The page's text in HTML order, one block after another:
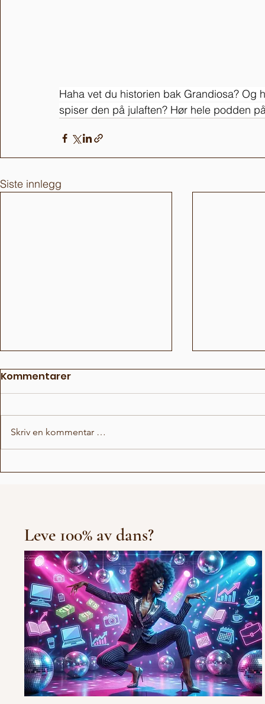
Haha vet du historien bak Grandiosa?
spiser den på julaften? Hør hele podden
Siste innlegg
Fun Fact Battle
Fun Facts
Kommentarer
Skriv en kommentar …
Leve 100% av dans?